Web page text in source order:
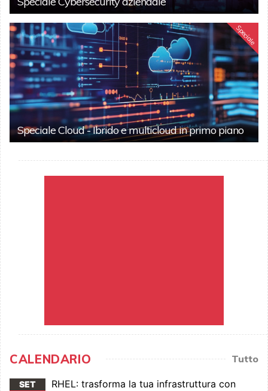
Speciale
Speciale Cloud - Ibrido e multicloud in primo piano
CALENDARIO Tutto
SET
RHEL: trasforma la tua infrastruttura con